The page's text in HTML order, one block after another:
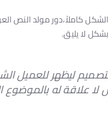
كاملاً،دور مولد النص
لا يليق.
ليظهر للعميل
علاقة له بالموضوع